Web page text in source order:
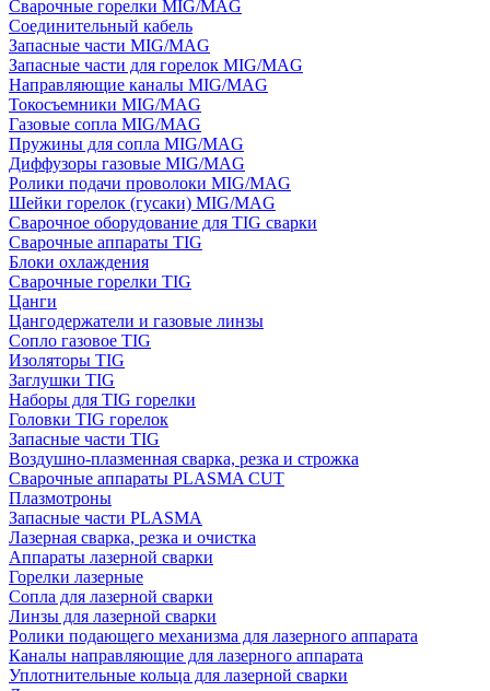
Сварочные горелки MIG/MAG
Соединительный кабель
Запасные части MIG/MAG
Запасные части для горелок MIG/MAG
Направляющие каналы MIG/MAG
Токосъемники MIG/MAG
Газовые сопла MIG/MAG
Пружины для сопла MIG/MAG
Диффузоры газовые MIG/MAG
Ролики подачи проволоки MIG/MAG
Шейки горелок (гусаки) MIG/MAG
Сварочное оборудование для TIG сварки
Сварочные аппараты TIG
Блоки охлаждения
Сварочные горелки TIG
Цанги
Цангодержатели и газовые линзы
Сопло газовое TIG
Изоляторы TIG
Заглушки TIG
Наборы для TIG горелки
Головки TIG горелок
Запасные части TIG
Воздушно-плазменная сварка, резка и строжка
Сварочные аппараты PLASMA CUT
Плазмотроны
Запасные части PLASMA
Лазерная сварка, резка и очистка
Аппараты лазерной сварки
Горелки лазерные
Сопла для лазерной сварки
Линзы для лазерной сварки
Ролики подающего механизма для лазерного аппарата
Каналы направляющие для лазерного аппарата
Уплотнительные кольца для лазерной сварки